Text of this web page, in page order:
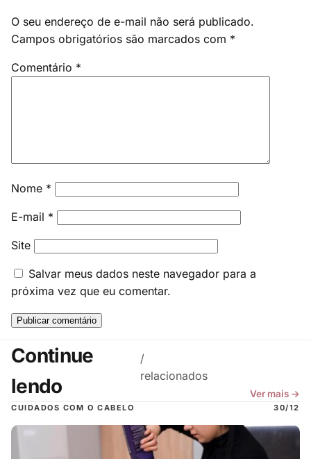
O seu endereço de e-mail não será publicado.
Campos obrigatórios são marcados com *
Comentário *
Nome *
E-mail *
Site
Salvar meus dados neste navegador para a
próxima vez que eu comentar.
Continue
lendo
/
relacionados
Ver mais →
CUIDADOS COM O CABELO 30/12